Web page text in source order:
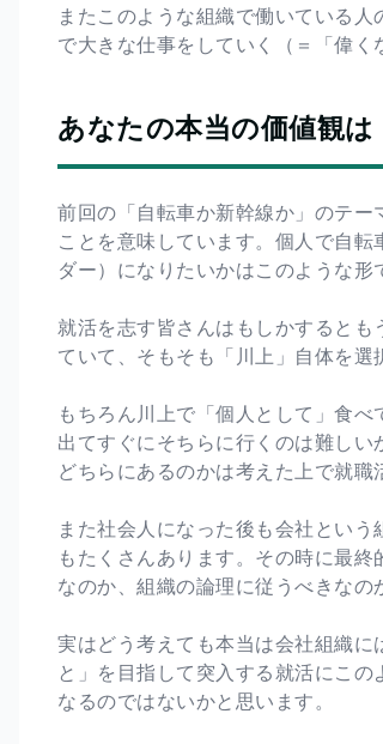
またこのような組織で働いている
で大きな仕事をしていく（＝「偉く
あなたの本当の価値観は
前回の「自転車か新幹線か」のテ
ことを意味しています。個人で自
ダー）になりたいかはこのような形
就活を志す皆さんはもしかすると
ていて、そもそも「川上」自体を選
もちろん川上で「個人として」食
出てすぐにそちらに行くのは難し
どちらにあるのかは考えた上で就
また社会人になった後も会社とい
もたくさんあります。その時に最
なのか、組織の論理に従うべきなの
実はどう考えても本当は会社組織
と」を目指して突入する就活にこ
なるのではないかと思います。